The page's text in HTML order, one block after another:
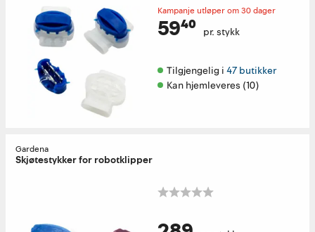
Kampanje utløper om 30 dager
59⁴⁰ pr. stykk
Tilgjengelig i 47 butikker
Kan hjemleveres (10)
Gardena
Skjøtestykker for robotklipper